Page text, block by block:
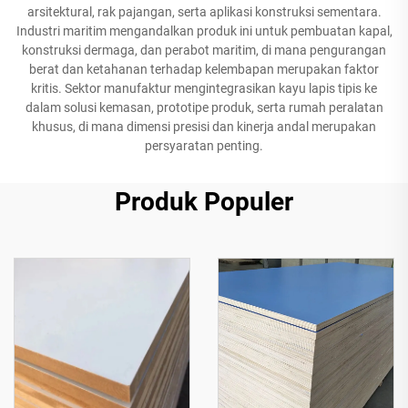
arsitektural, rak pajangan, serta aplikasi konstruksi sementara.
Industri maritim mengandalkan produk ini untuk pembuatan kapal,
konstruksi dermaga, dan perabot maritim, di mana pengurangan
berat dan ketahanan terhadap kelembapan merupakan faktor
kritis. Sektor manufaktur mengintegrasikan kayu lapis tipis ke
dalam solusi kemasan, prototipe produk, serta rumah peralatan
khusus, di mana dimensi presisi dan kinerja andal merupakan
persyaratan penting.
Produk Populer